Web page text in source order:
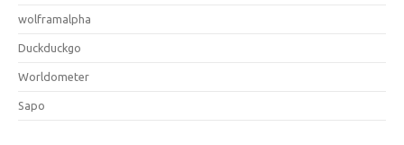
wolframalpha
Duckduckgo
Worldometer
Sapo